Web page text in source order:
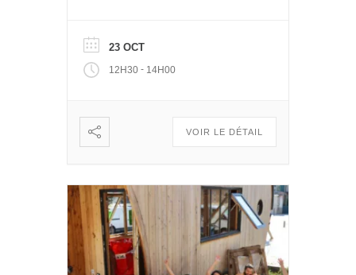
autour d’un repas. Et pour le
public de découvrir les projets
engagés qui se développent
: […]
23 OCT
12H30 - 14H00
VOIR LE DÉTAIL